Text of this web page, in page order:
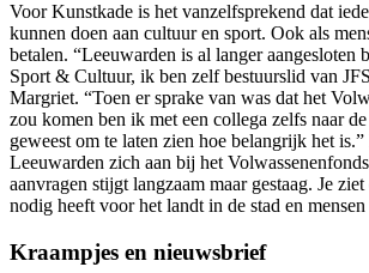
Voor Kunstkade is het vanzelfsprekend dat
kunnen doen aan cultuur en sport. Ook als
betalen. “Leeuwarden is al langer aangesloten
Sport & Cultuur, ik ben zelf bestuurslid van
Margriet. “Toen er sprake van was dat het
zou komen ben ik met een collega zelfs naar
geweest om te laten zien hoe belangrijk het is.”
Leeuwarden zich aan bij het
aanvragen stijgt langzaam maar gestaag. Je
nodig heeft voor het landt in de stad en
Kraampjes en nieuwsbrief